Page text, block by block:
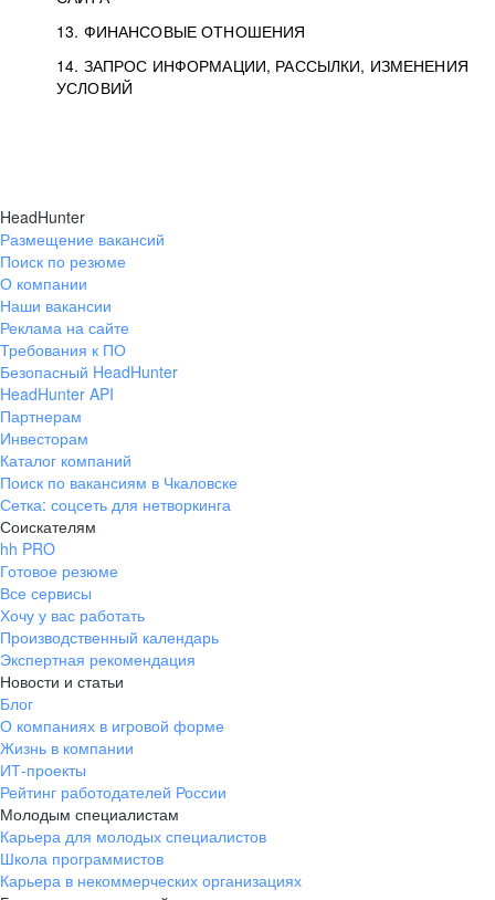
13. ФИНАНСОВЫЕ ОТНОШЕНИЯ
14. ЗАПРОС ИНФОРМАЦИИ, РАССЫЛКИ, ИЗМЕНЕНИЯ
УСЛОВИЙ
HeadHunter
Размещение вакансий
Поиск по резюме
О компании
Наши вакансии
Реклама на сайте
Требования к ПО
Безопасный HeadHunter
HeadHunter API
Партнерам
Инвесторам
Каталог компаний
Поиск по вакансиям в Чкаловске
Сетка: соцсеть для нетворкинга
Соискателям
hh PRO
Готовое резюме
Все сервисы
Хочу у вас работать
Производственный календарь
Экспертная рекомендация
Новости и статьи
Блог
О компаниях в игровой форме
Жизнь в компании
ИТ-проекты
Рейтинг работодателей России
Молодым специалистам
Карьера для молодых специалистов
Школа программистов
Карьера в некоммерческих организациях